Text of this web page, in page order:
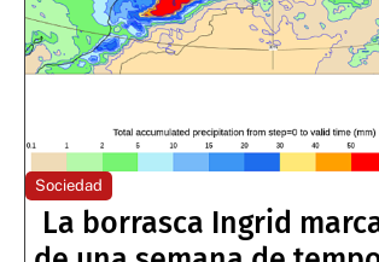
Sociedad
La borrasca Ingrid